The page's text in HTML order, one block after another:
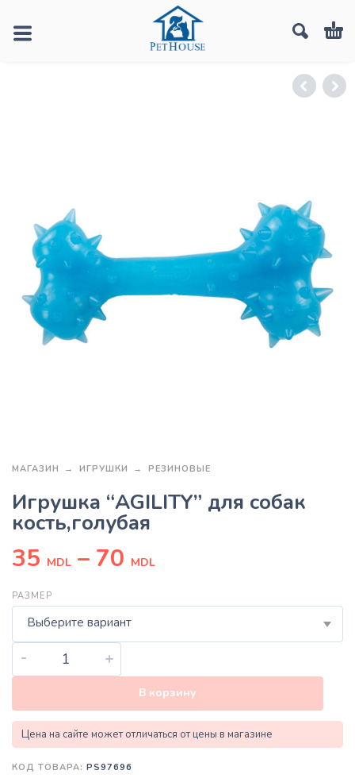
МАГАЗИН ИГРУШКИ РЕЗИНОВЫЕ
Игрушка “AGILITY” для собак
кость,голубая
35 MDL – 70 MDL
РАЗМЕР
Выберите вариант
- +
В корзину
Цена на сайте может отличаться от цены в магазине
КОД ТОВАРА: PS97696